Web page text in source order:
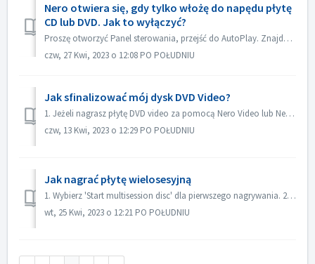
Nero otwiera się, gdy tylko włożę do napędu płytę
CD lub DVD. Jak to wyłączyć?
Proszę otworzyć Panel sterowania, przejść do AutoPlay. Znajdź ustawienie każdej płyty DVD lub CD. Ustaw na "Pytaj mnie za każdym razem" lub "...
czw, 27 Kwi, 2023 o 12:08 PO POŁUDNIU
Jak sfinalizować mój dysk DVD Video?
1. Jeżeli nagrasz płytę DVD video za pomocą Nero Video lub Nero Burning ROM, płyta zostanie sfinalizowana automatycznie i będzie można ją odtwarzać na więks...
czw, 13 Kwi, 2023 o 12:29 PO POŁUDNIU
Jak nagrać płytę wielosesyjną
1. Wybierz 'Start multisession disc' dla pierwszego nagrywania. 2. Włóż ponownie nagraną płytę. Wybierz 'Continue Multisession disc' d...
wt, 25 Kwi, 2023 o 12:21 PO POŁUDNIU